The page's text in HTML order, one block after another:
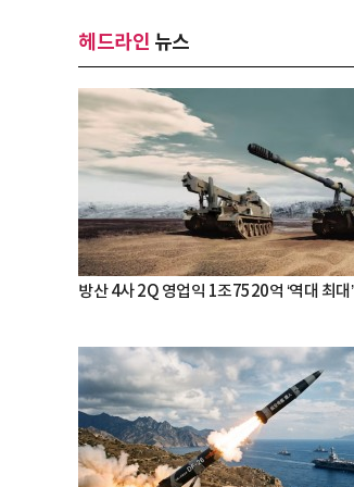
헤드라인 뉴스
방산 4사 2Q 영업익 1조7520억 ‘역대 최대’